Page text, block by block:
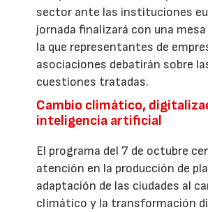
sector ante las instituciones
jornada finalizará con una
la que representantes de
asociaciones debatirán sobre
cuestiones tratadas.
Cambio climático,
inteligencia artificial
El programa del 7 de octubre
atención en la producción de
adaptación de las ciudades al
climático y la transformación